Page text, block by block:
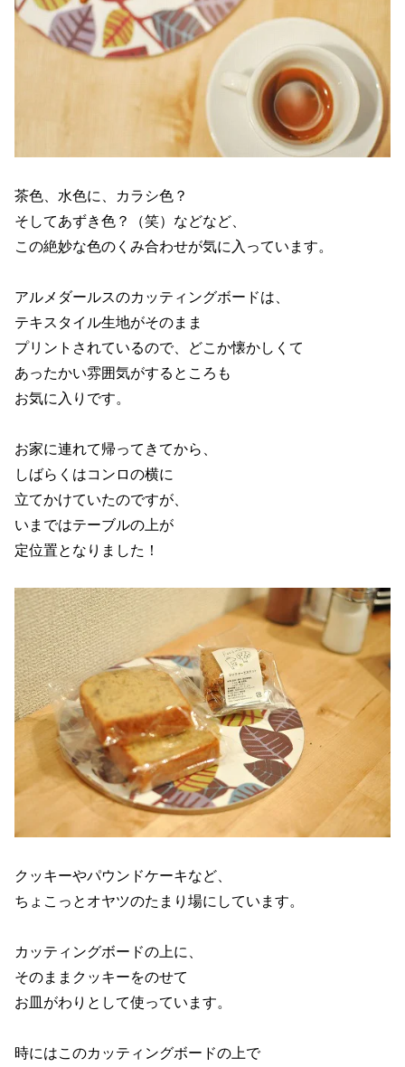
茶色、水色に、カラシ色？
そしてあずき色？（笑）などなど、
この絶妙な色のくみ合わせが気に入っています。
アルメダールスのカッティングボードは、
テキスタイル生地がそのまま
プリントされているので、どこか懐かしくて
あったかい雰囲気がするところも
お気に入りです。
お家に連れて帰ってきてから、
しばらくはコンロの横に
立てかけていたのですが、
いまではテーブルの上が
定位置となりました！
クッキーやパウンドケーキなど、
ちょこっとオヤツのたまり場にしています。
カッティングボードの上に、
そのままクッキーをのせて
お皿がわりとして使っています。
時にはこのカッティングボードの上で